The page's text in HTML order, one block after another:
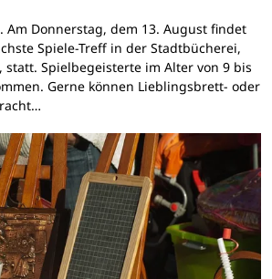
Am Donnerstag, dem 13. August findet
Spiele-Treff in der Stadtbücherei,
statt. Spielbegeisterte im Alter von 9 bis
Gerne können Lieblingsbrett- oder